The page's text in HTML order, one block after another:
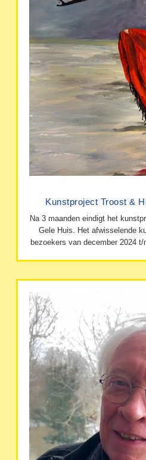
Kunstproject Troost &
Na 3 maanden eindigt het
Gele Huis. Het afwisselende
bezoekers van december 2024 t/